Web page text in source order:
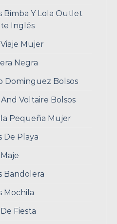
Bimba Y Lola Outlet
Inglés
Mujer
Negra
Dominguez Bolsos
Voltaire Bolsos
Pequeña Mujer
De Playa
Bandolera
Mochila
Fiesta